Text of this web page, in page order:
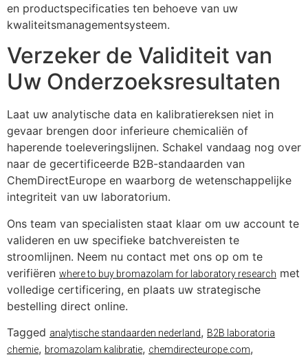
en productspecificaties ten behoeve van uw
kwaliteitsmanagementsysteem.
Verzeker de Validiteit van
Uw Onderzoeksresultaten
Laat uw analytische data en kalibratiereksen niet in
gevaar brengen door inferieure chemicaliën of
haperende toeleveringslijnen. Schakel vandaag nog over
naar de gecertificeerde B2B-standaarden van
ChemDirectEurope en waarborg de wetenschappelijke
integriteit van uw laboratorium.
Ons team van specialisten staat klaar om uw account te
valideren en uw specifieke batchvereisten te
stroomlijnen. Neem nu contact met ons op om te
verifiëren where to buy bromazolam for laboratory research met
volledige certificering, en plaats uw strategische
bestelling direct online.
Tagged analytische standaarden nederland, B2B laboratoria
chemie, bromazolam kalibratie, chemdirecteurope.com,